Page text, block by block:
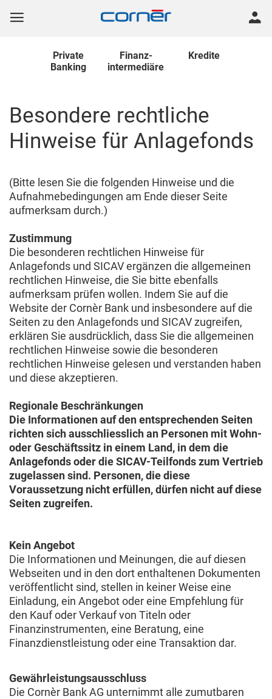
Private
Banking
Finanz-
intermediäre
Kredite
Besondere rechtliche
Hinweise für Anlagefonds
(Bitte lesen Sie die folgenden Hinweise und die
Aufnahmebedingungen am Ende dieser Seite
aufmerksam durch.)
Zustimmung
Die besonderen rechtlichen Hinweise für
Anlagefonds und SICAV ergänzen die allgemeinen
rechtlichen Hinweise, die Sie bitte ebenfalls
aufmerksam prüfen wollen. Indem Sie auf die
Website der Cornèr Bank und insbesondere auf die
Seiten zu den Anlagefonds und SICAV zugreifen,
erklären Sie ausdrücklich, dass Sie die allgemeinen
rechtlichen Hinweise sowie die besonderen
rechtlichen Hinweise gelesen und verstanden haben
und diese akzeptieren.
Regionale Beschränkungen
Die Informationen auf den entsprechenden Seiten
richten sich ausschliesslich an Personen mit Wohn-
oder Geschäftssitz in einem Land, in dem die
Anlagefonds oder die SICAV-Teilfonds zum Vertrieb
zugelassen sind. Personen, die diese
Voraussetzung nicht erfüllen, dürfen nicht auf diese
Seiten zugreifen.
Kein Angebot
Die Informationen und Meinungen, die auf diesen
Webseiten und in den dort enthaltenen Dokumenten
veröffentlicht sind, stellen in keiner Weise eine
Einladung, ein Angebot oder eine Empfehlung für
den Kauf oder Verkauf von Titeln oder
Finanzinstrumenten, eine Beratung, eine
Finanzdienstleistung oder eine Transaktion dar.
Gewährleistungsausschluss
Die Cornèr Bank AG unternimmt alle zumutbaren